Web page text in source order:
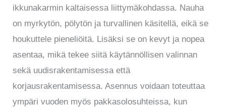
ikkunakarmin kaltaisessa liittymäkohdassa. Nauha
on myrkytön, pölytön ja turvallinen käsitellä, eikä se
houkuttele pieneliöitä. Lisäksi se on kevyt ja nopea
asentaa, mikä tekee siitä käytännöllisen valinnan
sekä uudisrakentamisessa että
korjausrakentamisessa. Asennus voidaan toteuttaa
ympäri vuoden myös pakkasolosuhteissa, kun